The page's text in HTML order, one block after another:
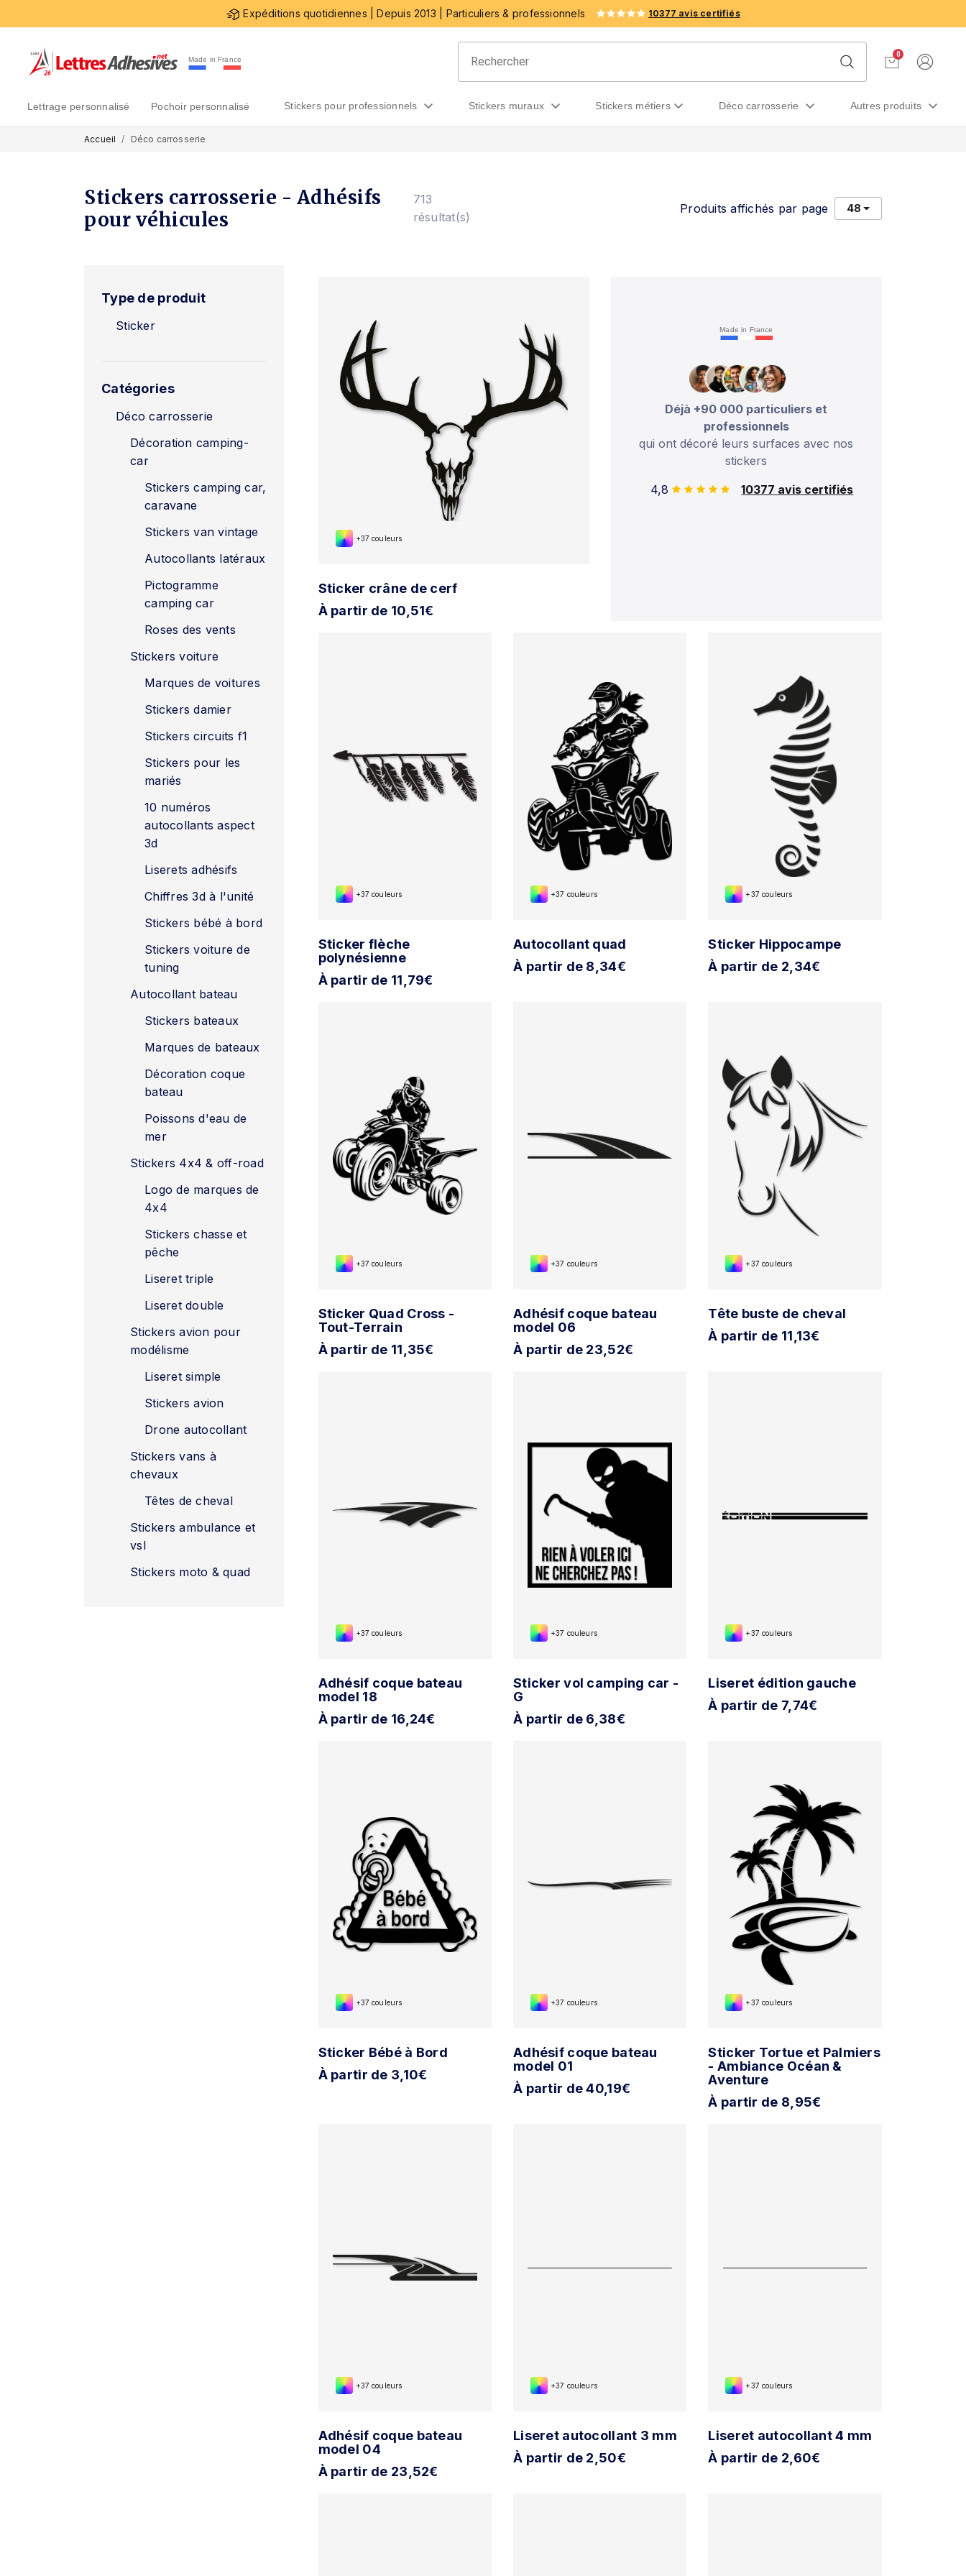
Expéditions quotidiennes | Depuis 2013 | Particuliers & professionnels 10377 avis certifiés
Made in France
0
lettrage personnalisé pochoir personnalisé stickers pour professionnels stickers muraux stickers métiers déco carrosserie autres produits
Accueil Déco carrosserie
Stickers carrosserie - Adhésifs
pour véhicules
713
résultat(s)
Produits affichés par page 48
Type de produit
Sticker
Catégories
Déco carrosserie
Décoration camping-
car
Stickers camping car,
caravane
Stickers van vintage
Autocollants latéraux
Pictogramme
camping car
Roses des vents
Stickers voiture
Marques de voitures
Stickers damier
Stickers circuits f1
Stickers pour les
mariés
10 numéros
autocollants aspect
3d
Liserets adhésifs
Chiffres 3d à l'unité
Stickers bébé à bord
Stickers voiture de
tuning
Autocollant bateau
Stickers bateaux
Marques de bateaux
Décoration coque
bateau
Poissons d'eau de
mer
Stickers 4x4 & off-road
Logo de marques de
4x4
Stickers chasse et
pêche
Liseret triple
Liseret double
Stickers avion pour
modélisme
Liseret simple
Stickers avion
Drone autocollant
Stickers vans à
chevaux
Têtes de cheval
Stickers ambulance et
vsl
Stickers moto & quad
+37 couleurs
Sticker crâne de cerf
À partir de 10,51€
Made in France
Déjà +90 000 particuliers et
professionnels
qui ont décoré leurs surfaces avec nos
stickers
4,8
10377 avis certifiés
+37 couleurs
Sticker flèche
polynésienne
À partir de 11,79€
+37 couleurs
Autocollant quad
À partir de 8,34€
+37 couleurs
Sticker Hippocampe
À partir de 2,34€
+37 couleurs
Sticker Quad Cross -
Tout-Terrain
À partir de 11,35€
+37 couleurs
Adhésif coque bateau
model 06
À partir de 23,52€
+37 couleurs
Tête buste de cheval
À partir de 11,13€
+37 couleurs
Adhésif coque bateau
model 18
À partir de 16,24€
+37 couleurs
Sticker vol camping car -
G
À partir de 6,38€
+37 couleurs
Liseret édition gauche
À partir de 7,74€
+37 couleurs
Sticker Bébé à Bord
À partir de 3,10€
+37 couleurs
Adhésif coque bateau
model 01
À partir de 40,19€
+37 couleurs
Sticker Tortue et Palmiers
- Ambiance Océan &
Aventure
À partir de 8,95€
+37 couleurs
Adhésif coque bateau
model 04
À partir de 23,52€
+37 couleurs
Liseret autocollant 3 mm
À partir de 2,50€
+37 couleurs
Liseret autocollant 4 mm
À partir de 2,60€